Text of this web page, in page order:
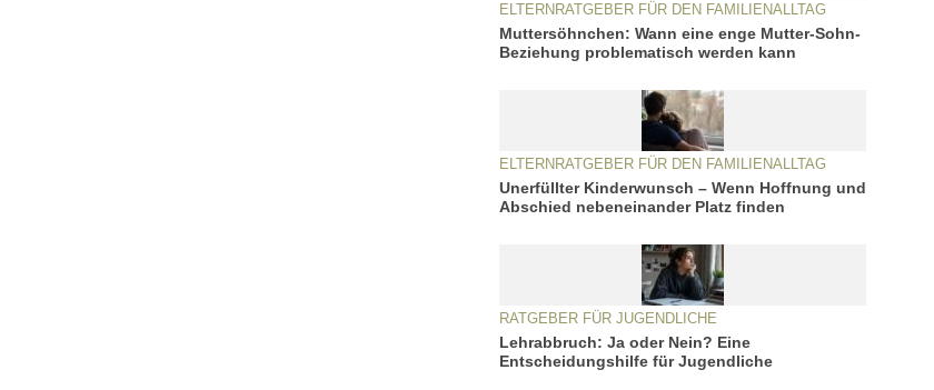
ELTERNRATGEBER FÜR DEN FAMILIENALLTAG
Muttersöhnchen: Wann eine enge Mutter-Sohn-
Beziehung problematisch werden kann
ELTERNRATGEBER FÜR DEN FAMILIENALLTAG
Unerfüllter Kinderwunsch – Wenn Hoffnung und
Abschied nebeneinander Platz finden
RATGEBER FÜR JUGENDLICHE
Lehrabbruch: Ja oder Nein? Eine
Entscheidungshilfe für Jugendliche